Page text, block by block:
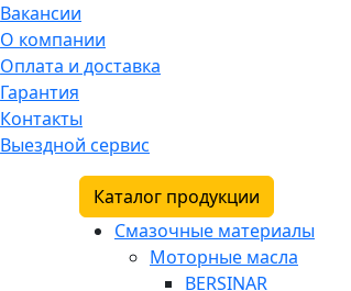
Вакансии
О компании
Оплата и доставка
Гарантия
Контакты
Выездной сервис
Каталог продукции
Смазочные материалы
Моторные масла
BERSINAR